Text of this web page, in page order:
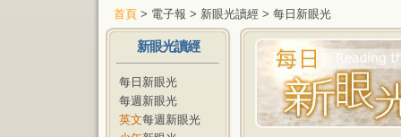
首頁 > 電子報 > 新眼光讀經 > 每日新眼光
新眼光讀經
每日新眼光
每週新眼光
英文每週新眼光